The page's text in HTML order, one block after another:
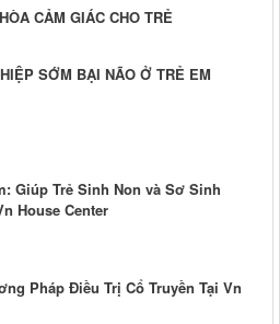
CẢM GIÁC CHO TRẺ
SỚM BẠI NÃO Ở TRẺ EM
Giúp Trẻ Sinh Non và Sơ Sinh
House Center
Pháp Điều Trị Cổ Truyền Tại Vn